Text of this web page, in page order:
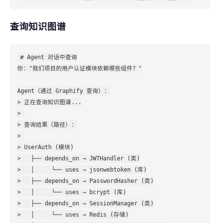
查询知识图谱
# Agent 对话中查询
你："我们项目的用户认证模块依赖哪些组件？"
Agent（通过 Graphify 查询）：
> 正在查询知识图谱...
>
> 查询结果（路径）：
>
> UserAuth (模块)
>   ├── depends_on → JWTHandler (类)
>   │     └── uses → jsonwebtoken (库)
>   ├── depends_on → PasswordHasher (类)
>   │     └── uses → bcrypt (库)
>   ├── depends_on → SessionManager (类)
>   │     └── uses → Redis (存储)